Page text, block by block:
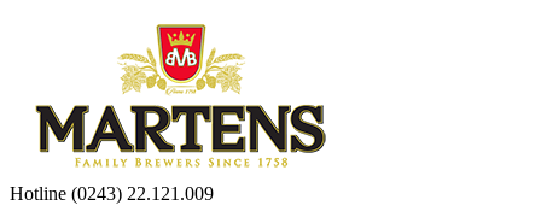
Hotline (0243) 22.121.009